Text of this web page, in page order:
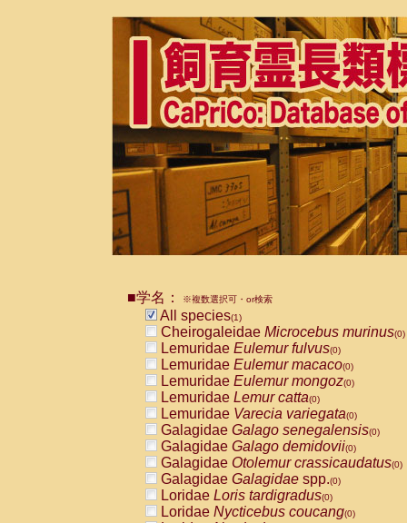
■学名： ※複数選択可・or検索
All species(1)
Cheirogaleidae Microcebus murinus(0)
Lemuridae Eulemur fulvus(0)
Lemuridae Eulemur macaco(0)
Lemuridae Eulemur mongoz(0)
Lemuridae Lemur catta(0)
Lemuridae Varecia variegata(0)
Galagidae Galago senegalensis(0)
Galagidae Galago demidovii(0)
Galagidae Otolemur crassicaudatus(0)
Galagidae Galagidae spp.(0)
Loridae Loris tardigradus(0)
Loridae Nycticebus coucang(0)